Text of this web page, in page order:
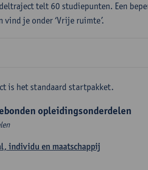
telt 60 studiepunten. Een
je onder ‘Vrije ruimte’.
is het standaard startpakket.
opleidingsonderdelen
individu en maatschappij